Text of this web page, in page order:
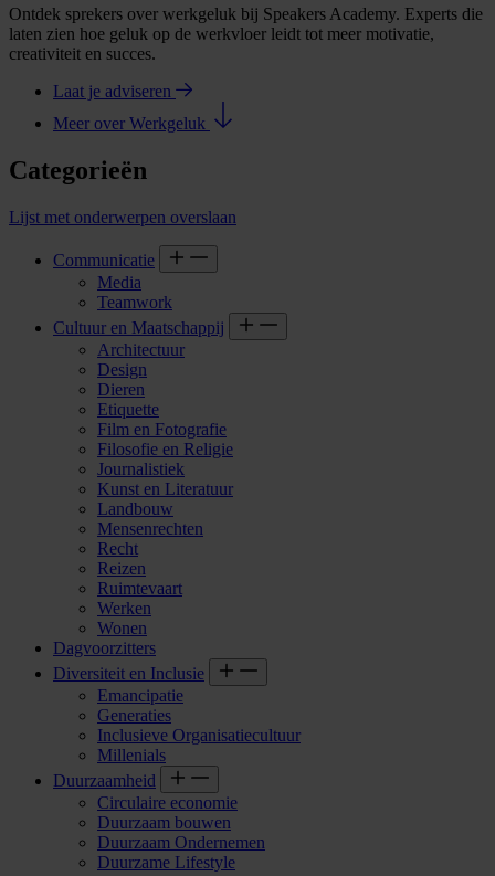
Ontdek sprekers over werkgeluk bij Speakers Academy. Experts die
laten zien hoe geluk op de werkvloer leidt tot meer motivatie,
creativiteit en succes.
Laat je adviseren
Meer over Werkgeluk
Categorieën
Lijst met onderwerpen overslaan
Communicatie
Media
Teamwork
Cultuur en Maatschappij
Architectuur
Design
Dieren
Etiquette
Film en Fotografie
Filosofie en Religie
Journalistiek
Kunst en Literatuur
Landbouw
Mensenrechten
Recht
Reizen
Ruimtevaart
Werken
Wonen
Dagvoorzitters
Diversiteit en Inclusie
Emancipatie
Generaties
Inclusieve Organisatiecultuur
Millenials
Duurzaamheid
Circulaire economie
Duurzaam bouwen
Duurzaam Ondernemen
Duurzame Lifestyle